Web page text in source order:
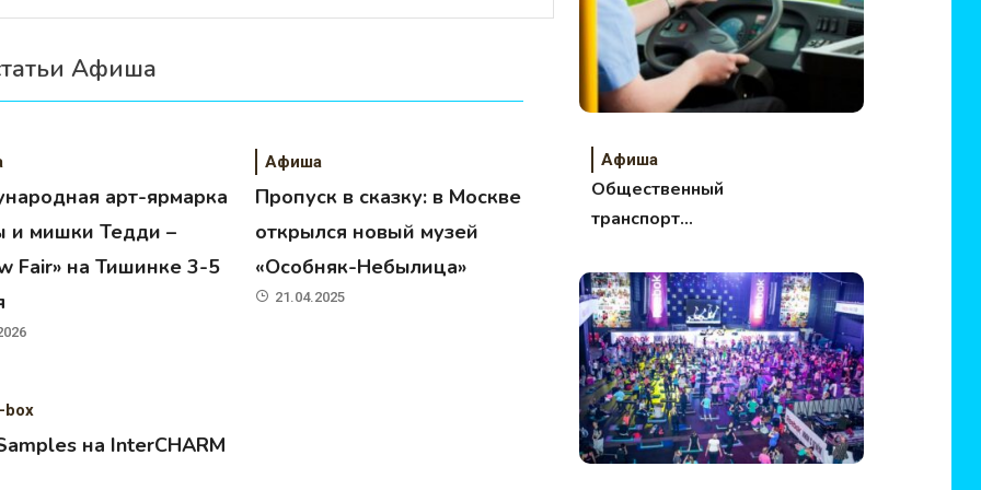
Афиша
арт-ярмарка
и мишки Тедди –
Fair» на Тишинке 3-5
Афиша
Пропуск в сказку: в Москве
открылся новый музей
«Особняк-Небылица»
21.04.2025
box
на InterCHARM
Афиша
Общественный
транспорт